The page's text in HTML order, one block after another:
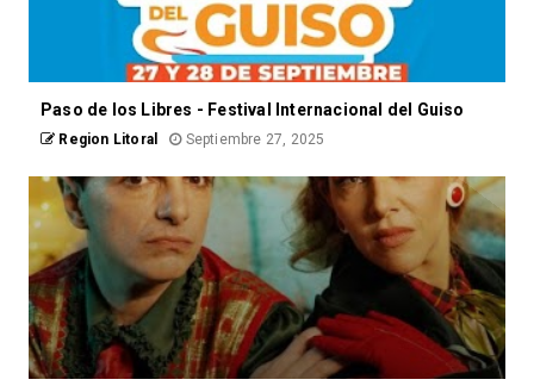
Paso de los Libres - Festival Internacional del Guiso
Region Litoral Septiembre 27, 2025